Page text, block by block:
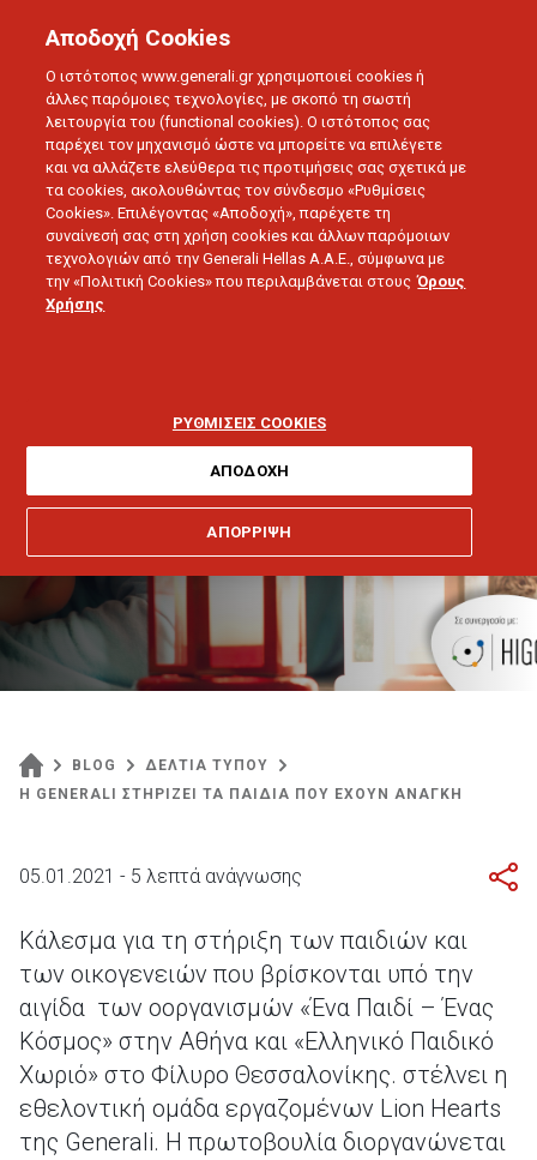
παιδιά που έχουν ανάγκη
BLOG
ΔΕΛΤΙΑ ΤΥΠΟΥ
Η GENERALI ΣΤΗΡΙΖΕΙ ΤΑ ΠΑΙΔΙΑ ΠΟΥ ΕΧΟΥΝ ΑΝΑΓΚΗ
05.01.2021 - 5 λεπτά ανάγνωσης
Κάλεσμα για τη στήριξη των παιδιών και
των οικογενειών που βρίσκονται υπό την
αιγίδα των oοργανισμών «Ένα Παιδί – Ένας
Κόσμος» στην Αθήνα και «Ελληνικό Παιδικό
Χωριό» στο Φίλυρο Θεσσαλονίκης. στέλνει η
εθελοντική ομάδα εργαζομένων Lion Hearts
της Generali. H πρωτοβουλία διοργανώνεται
Αποδοχή Cookies
Ο ιστότοπος www.generali.gr χρησιμοποιεί cookies ή
άλλες παρόμοιες τεχνολογίες, με σκοπό τη σωστή
λειτουργία του (functional cookies). Ο ιστότοπος σας
παρέχει τον μηχανισμό ώστε να μπορείτε να επιλέγετε
και να αλλάζετε ελεύθερα τις προτιμήσεις σας σχετικά με
τα cookies, ακολουθώντας τον σύνδεσμο «Ρυθμίσεις
Cookies». Επιλέγοντας «Αποδοχή», παρέχετε τη
συναίνεσή σας στη χρήση cookies και άλλων παρόμοιων
τεχνολογιών από την Generali Hellas A.A.E., σύμφωνα με
την «Πολιτική Cookies» που περιλαμβάνεται στους Όρους
Χρήσης
ΡΥΘΜΙΣΕΙΣ COOKIES
ΑΠΟΡΡΙΨΗ
ΑΠΟΔΟΧΗ